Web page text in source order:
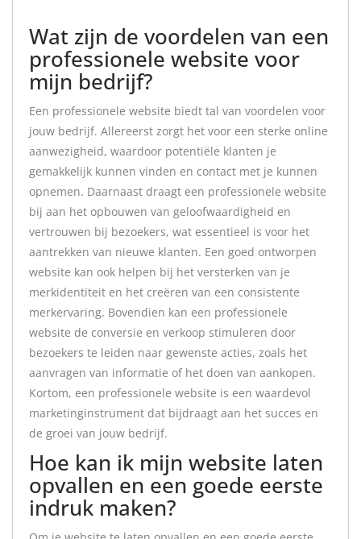
Wat zijn de voordelen van een
professionele website voor
mijn bedrijf?
Een professionele website biedt tal van voordelen voor
jouw bedrijf. Allereerst zorgt het voor een sterke online
aanwezigheid, waardoor potentiële klanten je
gemakkelijk kunnen vinden en contact met je kunnen
opnemen. Daarnaast draagt een professionele website
bij aan het opbouwen van geloofwaardigheid en
vertrouwen bij bezoekers, wat essentieel is voor het
aantrekken van nieuwe klanten. Een goed ontworpen
website kan ook helpen bij het versterken van je
merkidentiteit en het creëren van een consistente
merkervaring. Bovendien kan een professionele
website de conversie en verkoop stimuleren door
bezoekers te leiden naar gewenste acties, zoals het
aanvragen van informatie of het doen van aankopen.
Kortom, een professionele website is een waardevol
marketinginstrument dat bijdraagt aan het succes en
de groei van jouw bedrijf.
Hoe kan ik mijn website laten
opvallen en een goede eerste
indruk maken?